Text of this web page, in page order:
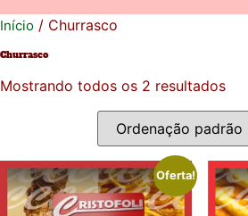
Início / Churrasco
Churrasco
Mostrando todos os 2 resultados
Oferta!